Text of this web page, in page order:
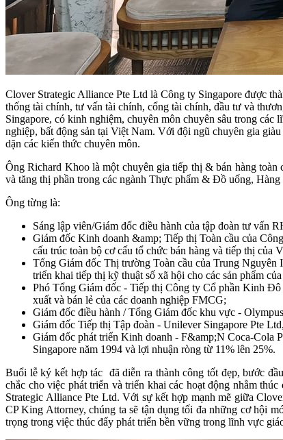
Clover Strategic Alliance Pte Ltd là Công ty Singapore được
thống tài chính, tư vấn tài chính, cổng tài chính, đầu tư và
Singapore, có kinh nghiệm, chuyên môn chuyên sâu trong các
nghiệp, bất động sản tại Việt Nam. Với đội ngũ chuyên gia
dặn các kiến thức chuyên môn.
Ông Richard Khoo là một chuyên gia tiếp thị & bán hàng
và tăng thị phần trong các ngành Thực phẩm & Đồ uống,
Ông từng là:
Sáng lập viên/Giám đốc điều hành của tập đoàn tư vấn
Giám đốc Kinh doanh &amp; Tiếp thị Toàn cầu của
cấu trúc toàn bộ cơ cấu tổ chức bán hàng và tiếp thị của
Tổng Giám đốc Thị trường Toàn cầu của Trung
triển khai tiếp thị kỹ thuật số xã hội cho các sản phẩm
Phó Tổng Giám đốc - Tiếp thị Công ty Cổ phần Kinh Đô
xuất và bán lẻ của các doanh nghiệp FMCG;
Giám đốc điều hành / Tổng Giám đốc khu vực -
Giám đốc Tiếp thị Tập đoàn - Unilever Singapore Pte
Giám đốc phát triển Kinh doanh - F&amp;N Coca-Cola
Singapore năm 1994 và lợi nhuận ròng từ 11% lên 25%.
Buổi lễ ký kết hợp tác đã diễn ra thành công tốt đẹp, bước
chắc cho việc phát triển và triển khai các hoạt động nhằm
Strategic Alliance Pte Ltd. Với sự kết hợp mạnh mẽ giữa
CP King Attorney, chúng ta sẽ tận dụng tối đa những cơ hội
trọng trong việc thúc đẩy phát triển bền vững trong lĩnh vực